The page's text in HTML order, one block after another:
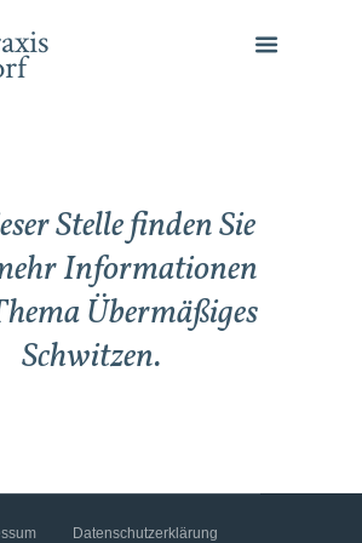
Stelle finden Sie
Informationen
Übermäßiges
Schwitzen.
Datenschutzerklärung